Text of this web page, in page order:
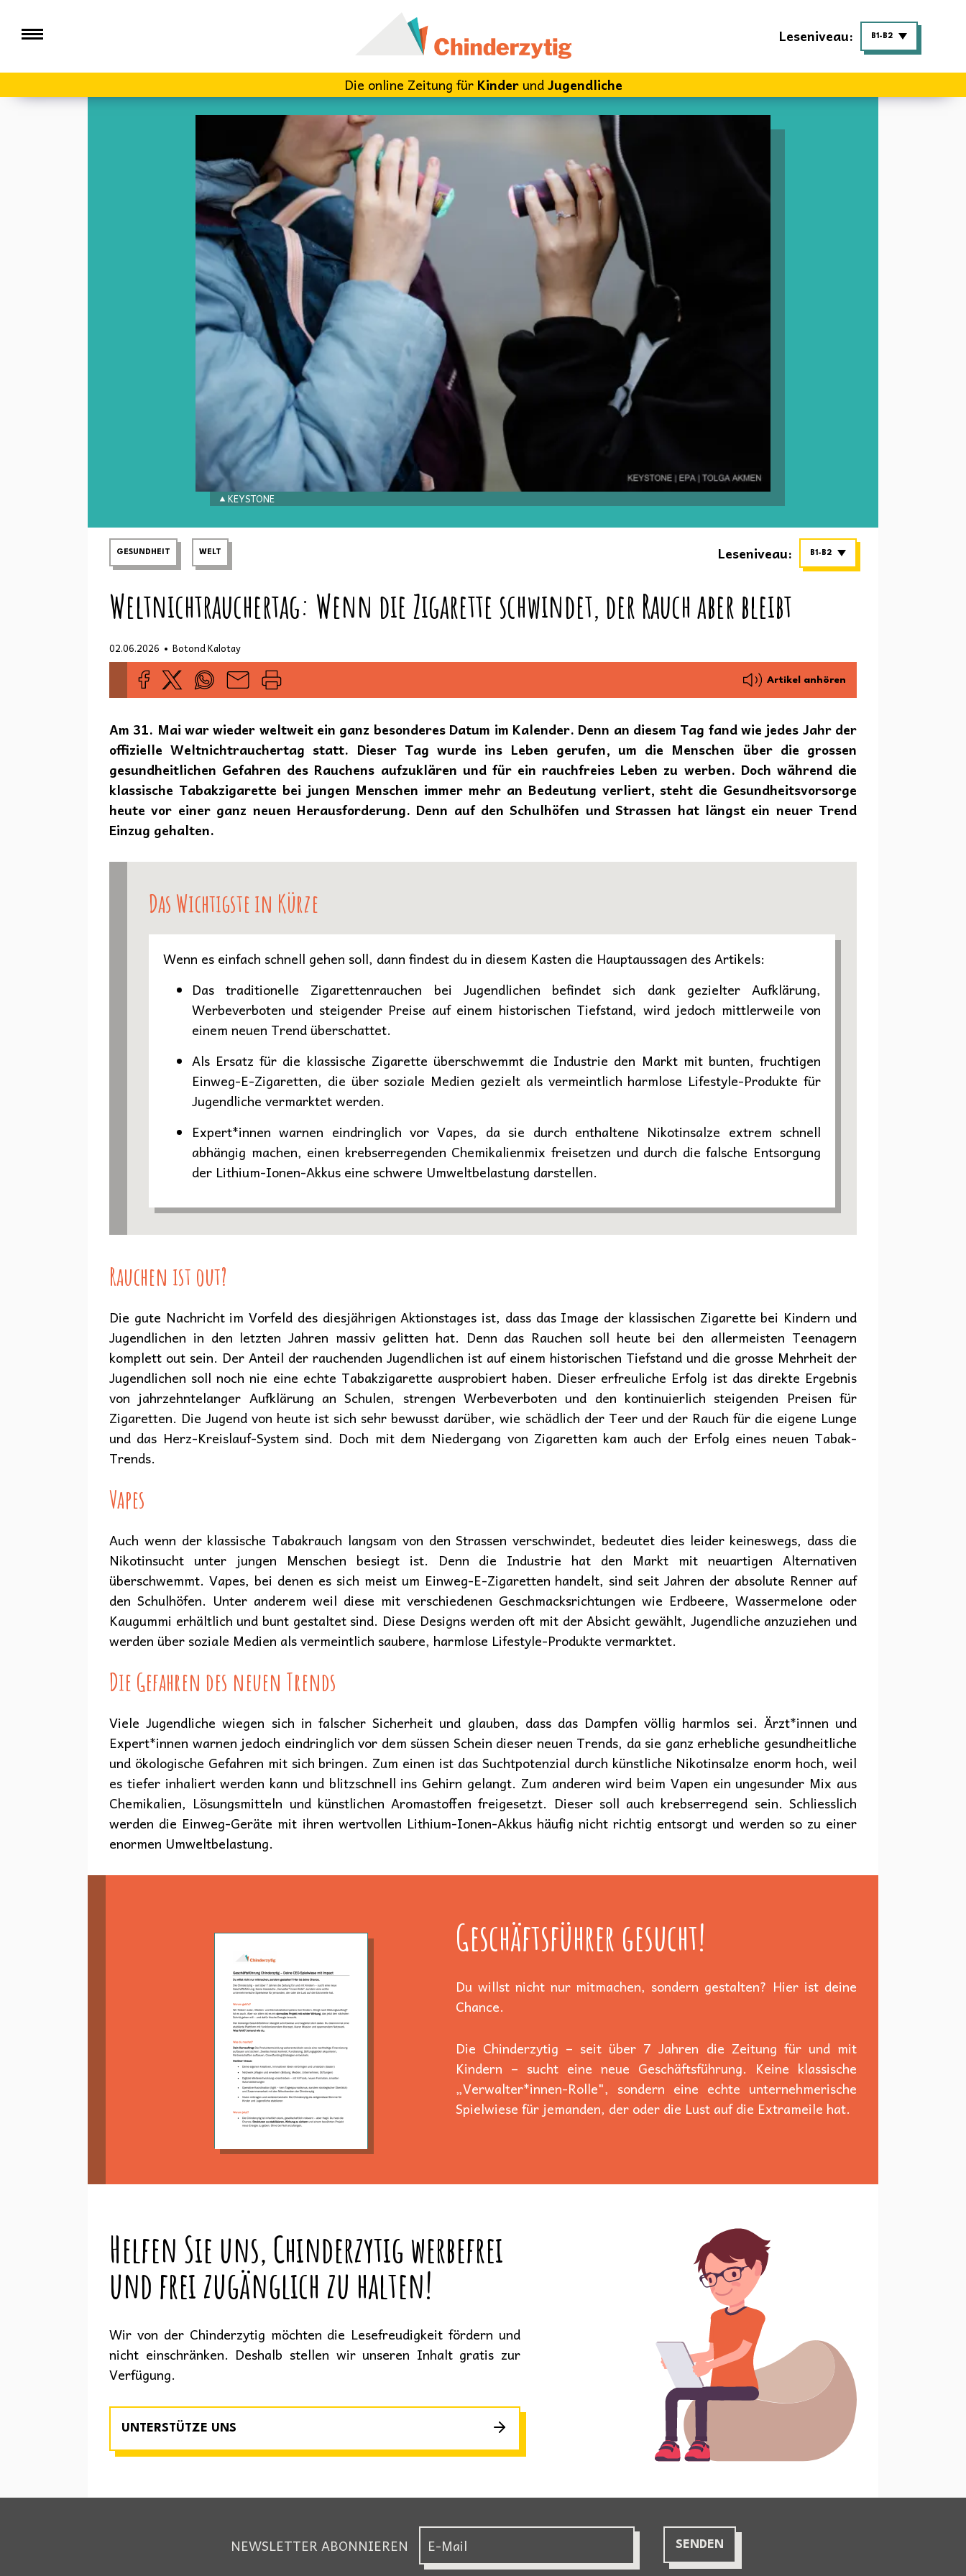
Leseniveau: B1-B2
Die online Zeitung für KinderundJugendliche
KEYSTONE
GESUNDHEIT WELT Leseniveau: B1-B2
Weltnichtrauchertag: Wenn die Zigarette schwindet, der Rauch aber bleibt
02.06.2026 • Botond Kalotay
Artikel anhören
Am 31. Mai war wieder weltweit ein ganz besonderes Datum im Kalender. Denn an diesem Tag fand wie jedes Jahr der
offizielle Weltnichtrauchertag statt. Dieser Tag wurde ins Leben gerufen, um die Menschen über die grossen
gesundheitlichen Gefahren des Rauchens aufzuklären und für ein rauchfreies Leben zu werben. Doch während die
klassische Tabakzigarette bei jungen Menschen immer mehr an Bedeutung verliert, steht die Gesundheitsvorsorge
heute vor einer ganz neuen Herausforderung. Denn auf den Schulhöfen und Strassen hat längst ein neuer Trend
Einzug gehalten.
Das Wichtigste in Kürze
Wenn es einfach schnell gehen soll, dann findest du in diesem Kasten die Hauptaussagen des Artikels:
Das traditionelle Zigarettenrauchen bei Jugendlichen befindet sich dank gezielter Aufklärung,
Werbeverboten und steigender Preise auf einem historischen Tiefstand, wird jedoch mittlerweile von
einem neuen Trend überschattet.
Als Ersatz für die klassische Zigarette überschwemmt die Industrie den Markt mit bunten, fruchtigen
Einweg-E-Zigaretten, die über soziale Medien gezielt als vermeintlich harmlose Lifestyle-Produkte für
Jugendliche vermarktet werden.
Expert*innen warnen eindringlich vor Vapes, da sie durch enthaltene Nikotinsalze extrem schnell
abhängig machen, einen krebserregenden Chemikalienmix freisetzen und durch die falsche Entsorgung
der Lithium-Ionen-Akkus eine schwere Umweltbelastung darstellen.
Rauchen ist out?
Die gute Nachricht im Vorfeld des diesjährigen Aktionstages ist, dass das Image der klassischen Zigarette bei Kindern und
Jugendlichen in den letzten Jahren massiv gelitten hat. Denn das Rauchen soll heute bei den allermeisten Teenagern
komplett out sein. Der Anteil der rauchenden Jugendlichen ist auf einem historischen Tiefstand und die grosse Mehrheit der
Jugendlichen soll noch nie eine echte Tabakzigarette ausprobiert haben. Dieser erfreuliche Erfolg ist das direkte Ergebnis
von jahrzehntelanger Aufklärung an Schulen, strengen Werbeverboten und den kontinuierlich steigenden Preisen für
Zigaretten. Die Jugend von heute ist sich sehr bewusst darüber, wie schädlich der Teer und der Rauch für die eigene Lunge
und das Herz-Kreislauf-System sind. Doch mit dem Niedergang von Zigaretten kam auch der Erfolg eines neuen Tabak-
Trends.
Vapes
Auch wenn der klassische Tabakrauch langsam von den Strassen verschwindet, bedeutet dies leider keineswegs, dass die
Nikotinsucht unter jungen Menschen besiegt ist. Denn die Industrie hat den Markt mit neuartigen Alternativen
überschwemmt. Vapes, bei denen es sich meist um Einweg-E-Zigaretten handelt, sind seit Jahren der absolute Renner auf
den Schulhöfen. Unter anderem weil diese mit verschiedenen Geschmacksrichtungen wie Erdbeere, Wassermelone oder
Kaugummi erhältlich und bunt gestaltet sind. Diese Designs werden oft mit der Absicht gewählt, Jugendliche anzuziehen und
werden über soziale Medien als vermeintlich saubere, harmlose Lifestyle-Produkte vermarktet.
Die Gefahren des neuen Trends
Viele Jugendliche wiegen sich in falscher Sicherheit und glauben, dass das Dampfen völlig harmlos sei. Ärzt*innen und
Expert*innen warnen jedoch eindringlich vor dem süssen Schein dieser neuen Trends, da sie ganz erhebliche gesundheitliche
und ökologische Gefahren mit sich bringen. Zum einen ist das Suchtpotenzial durch künstliche Nikotinsalze enorm hoch, weil
es tiefer inhaliert werden kann und blitzschnell ins Gehirn gelangt. Zum anderen wird beim Vapen ein ungesunder Mix aus
Chemikalien, Lösungsmitteln und künstlichen Aromastoffen freigesetzt. Dieser soll auch krebserregend sein. Schliesslich
werden die Einweg-Geräte mit ihren wertvollen Lithium-Ionen-Akkus häufig nicht richtig entsorgt und werden so zu einer
enormen Umweltbelastung.
Geschäftsführer gesucht!
Du willst nicht nur mitmachen, sondern gestalten? Hier ist deine
Chance.
Die Chinderzytig – seit über 7 Jahren die Zeitung für und mit
Kindern – sucht eine neue Geschäftsführung. Keine klassische
„Verwalter*innen-Rolle", sondern eine echte unternehmerische
Spielwiese für jemanden, der oder die Lust auf die Extrameile hat.
Helfen Sie uns, Chinderzytig werbefrei
und frei zugänglich zu halten!
Wir von der Chinderzytig möchten die Lesefreudigkeit fördern und
nicht einschränken. Deshalb stellen wir unseren Inhalt gratis zur
Verfügung.
UNTERSTÜTZE UNS
NEWSLETTER ABONNIEREN